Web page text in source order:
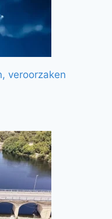
veroorzaken